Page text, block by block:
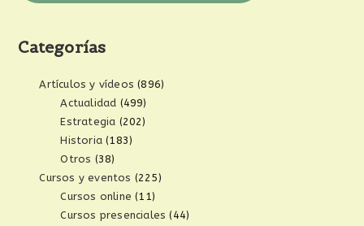
Categorías
Artículos y vídeos (896)
Actualidad (499)
Estrategia (202)
Historia (183)
Otros (38)
Cursos y eventos (225)
Cursos online (11)
Cursos presenciales (44)